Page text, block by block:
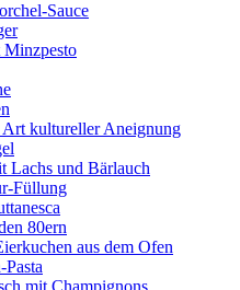
Sauce
Art kultureller Aneignung
Lachs und Bärlauch
Füllung
80ern
aus dem Ofen
Pasta
mit Champignons